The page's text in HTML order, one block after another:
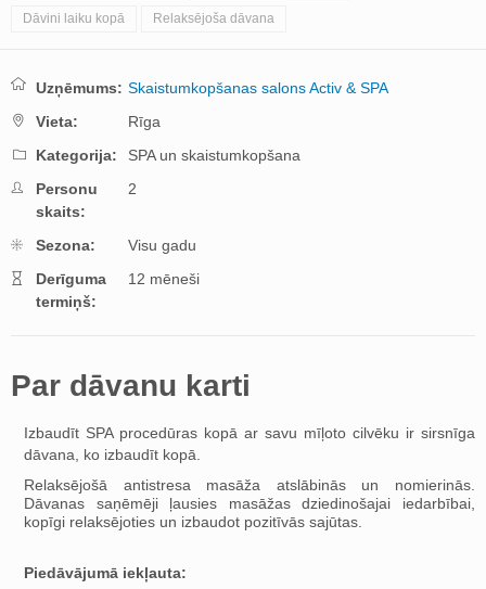
Dāvini laiku kopā Relaksējoša dāvana
Uzņēmums: Skaistumkopšanas salons Activ & SPA
Vieta:
Rīga
Kategorija:
SPA un skaistumkopšana
Personu
skaits:
2
Sezona:
Visu gadu
Derīguma
termiņš:
12 mēneši
Par dāvanu karti
Izbaudīt SPA procedūras kopā ar savu mīļoto cilvēku ir sirsnīga
dāvana, ko izbaudīt kopā.
Relaksējošā antistresa masāža atslābinās un nomierinās.
Dāvanas saņēmēji ļausies masāžas dziedinošajai iedarbībai,
kopīgi relaksējoties un izbaudot pozitīvās sajūtas.
Piedāvājumā iekļauta: